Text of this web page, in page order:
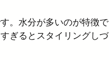
。水分が多いのが特徴
ぎるとスタイリングし